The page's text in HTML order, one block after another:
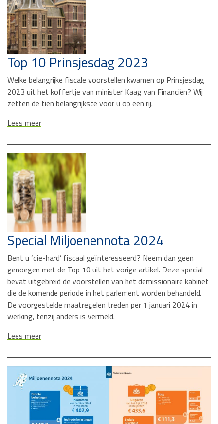
Top 10 Prinsjesdag 2023
Welke belangrijke fiscale voorstellen kwamen op Prinsjesdag
2023 uit het koffertje van minister Kaag van Financiën? Wij
zetten de tien belangrijkste voor u op een rij.
Lees meer
Special Miljoenennota 2024
Bent u ‘die-hard’ fiscaal geïnteresseerd? Neem dan geen
genoegen met de Top 10 uit het vorige artikel. Deze special
bevat uitgebreid de voorstellen van het demissionaire kabinet
die de komende periode in het parlement worden behandeld.
De voorgestelde maatregelen treden per 1 januari 2024 in
werking, tenzij anders is vermeld.
Lees meer